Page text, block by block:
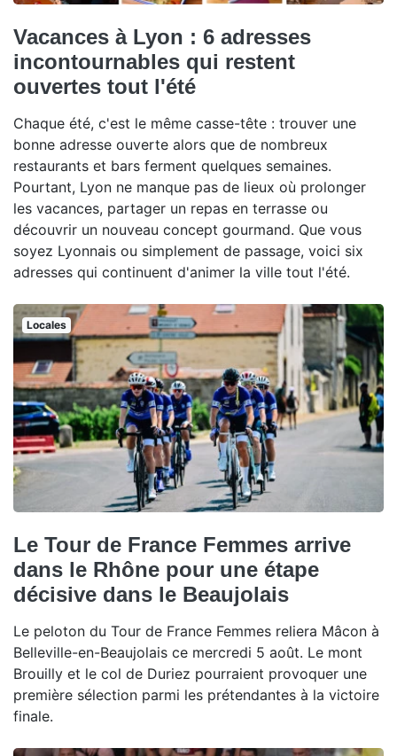
Vacances à Lyon : 6 adresses
incontournables qui restent
ouvertes tout l'été
Chaque été, c'est le même casse-tête : trouver une
bonne adresse ouverte alors que de nombreux
restaurants et bars ferment quelques semaines.
Pourtant, Lyon ne manque pas de lieux où prolonger
les vacances, partager un repas en terrasse ou
découvrir un nouveau concept gourmand. Que vous
soyez Lyonnais ou simplement de passage, voici six
adresses qui continuent d'animer la ville tout l'été.
Locales
Le Tour de France Femmes arrive
dans le Rhône pour une étape
décisive dans le Beaujolais
Le peloton du Tour de France Femmes reliera Mâcon à
Belleville-en-Beaujolais ce mercredi 5 août. Le mont
Brouilly et le col de Duriez pourraient provoquer une
première sélection parmi les prétendantes à la victoire
finale.